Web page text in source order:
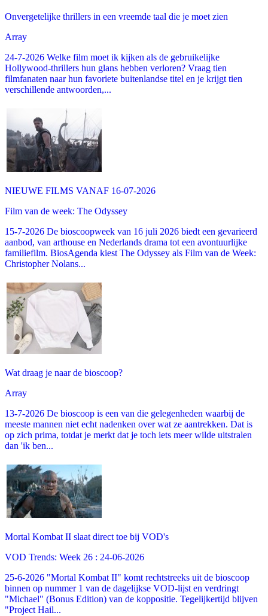
Onvergetelijke thrillers in een vreemde taal die je moet zien
Array
24-7-2026 Welke film moet ik kijken als de gebruikelijke
Hollywood-thrillers hun glans hebben verloren? Vraag tien
filmfanaten naar hun favoriete buitenlandse titel en je krijgt tien
verschillende antwoorden,...
NIEUWE FILMS VANAF 16-07-2026
Film van de week: The Odyssey
15-7-2026 De bioscoopweek van 16 juli 2026 biedt een gevarieerd
aanbod, van arthouse en Nederlands drama tot een avontuurlijke
familiefilm. BiosAgenda kiest The Odyssey als Film van de Week:
Christopher Nolans...
Wat draag je naar de bioscoop?
Array
13-7-2026 De bioscoop is een van die gelegenheden waarbij de
meeste mannen niet echt nadenken over wat ze aantrekken. Dat is
op zich prima, totdat je merkt dat je toch iets meer wilde uitstralen
dan 'ik ben...
Mortal Kombat II slaat direct toe bij VOD's
VOD Trends: Week 26 : 24-06-2026
25-6-2026 "Mortal Kombat II" komt rechtstreeks uit de bioscoop
binnen op nummer 1 van de dagelijkse VOD-lijst en verdringt
"Michael" (Bonus Edition) van de koppositie. Tegelijkertijd blijven
"Project Hail...